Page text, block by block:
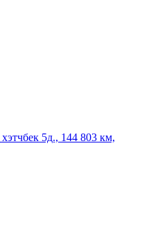
5д., 144 803 км,